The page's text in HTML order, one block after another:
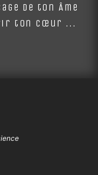
de ton Âme
ton cœur ...